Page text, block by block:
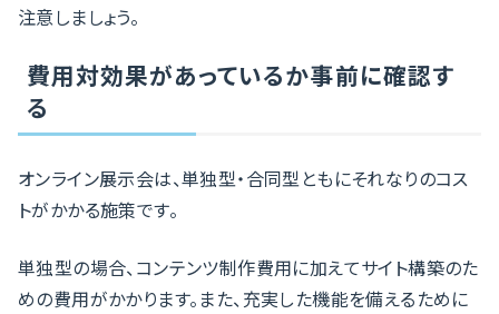
注意しましょう。
費用対効果があっているか事前に確認す
る
オンライン展示会は、単独型・合同型ともにそれなりのコス
トがかかる施策です。
単独型の場合、コンテンツ制作費用に加えてサイト構築のた
めの費用がかかります。また、充実した機能を備えるために